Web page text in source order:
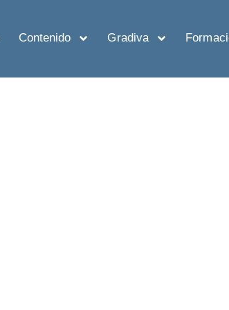
Contenido Gradiva